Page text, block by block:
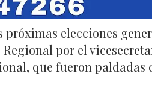
elecciones
por el
que fueron paldadas